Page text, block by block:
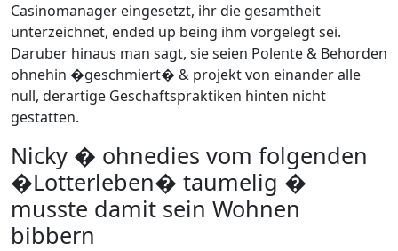
Casinomanager eingesetzt, ihr die gesamtheit
unterzeichnet, ended up being ihm vorgelegt sei.
Daruber hinaus man sagt, sie seien Polente & Behorden
ohnehin �geschmiert� & projekt von einander alle
null, derartige Geschaftspraktiken hinten nicht
gestatten.
Nicky � ohnedies vom folgenden
�Lotterleben� taumelig �
musste damit sein Wohnen
bibbern